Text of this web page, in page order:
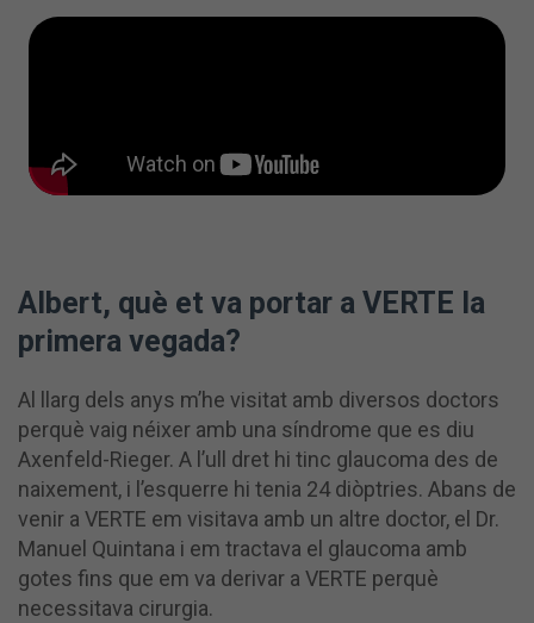
Albert, què et va portar a VERTE la
primera vegada?
Al llarg dels anys m’he visitat amb diversos doctors
perquè vaig néixer amb una síndrome que es diu
Axenfeld-Rieger. A l’ull dret hi tinc glaucoma des de
naixement, i l’esquerre hi tenia 24 diòptries. Abans de
venir a VERTE em visitava amb un altre doctor, el Dr.
Manuel Quintana i em tractava el glaucoma amb
gotes fins que em va derivar a VERTE perquè
necessitava cirurgia.